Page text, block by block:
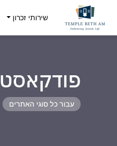
שירותי זכרון
פודקאסט
עבור כל סוגי האתרים